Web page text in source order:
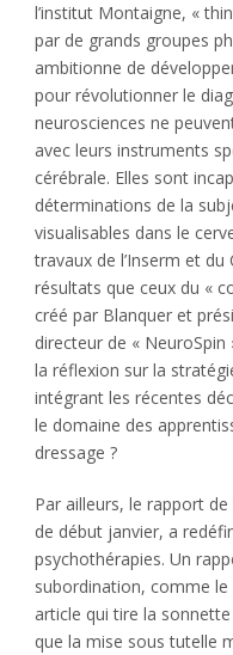
l’institut Montaigne, «
par de grands groupes
ambitionne de
pour révolutionner le
neurosciences ne
avec leurs instruments
cérébrale. Elles sont
déterminations de la
visualisables dans le
travaux de l’Inserm et du
résultats que ceux du «
créé par Blanquer et
directeur de «
la réflexion sur la
intégrant les récentes
le domaine des
dressage ?
Par ailleurs, le rapport
de début janvier, a
psychothérapies. Un
subordination, comme le
article qui tire la
que la mise sous tutelle